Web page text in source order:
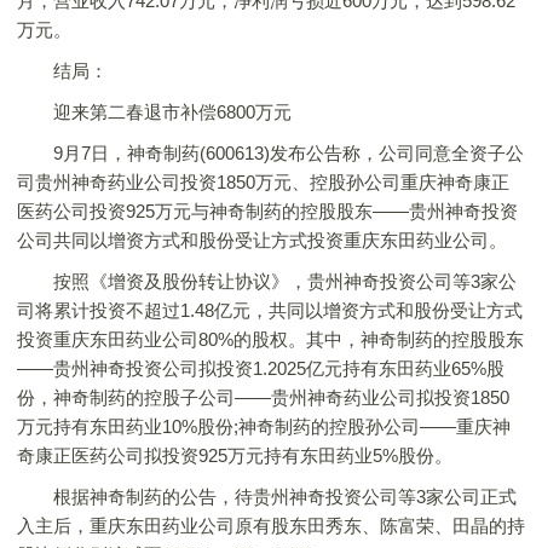
万元。
结局：
迎来第二春退市补偿6800万元
9月7日，神奇制药(600613)发布公告称，公司同意全资子公
司贵州神奇药业公司投资1850万元、控股孙公司重庆神奇康正
医药公司投资925万元与神奇制药的控股股东——贵州神奇投资
公司共同以增资方式和股份受让方式投资重庆东田药业公司。
按照《增资及股份转让协议》，贵州神奇投资公司等3家公
司将累计投资不超过1.48亿元，共同以增资方式和股份受让方式
投资重庆东田药业公司80%的股权。其中，神奇制药的控股股东
——贵州神奇投资公司拟投资1.2025亿元持有东田药业65%股
份，神奇制药的控股子公司——贵州神奇药业公司拟投资1850
万元持有东田药业10%股份;神奇制药的控股孙公司——重庆神
奇康正医药公司拟投资925万元持有东田药业5%股份。
根据神奇制药的公告，待贵州神奇投资公司等3家公司正式
入主后，重庆东田药业公司原有股东田秀东、陈富荣、田晶的持